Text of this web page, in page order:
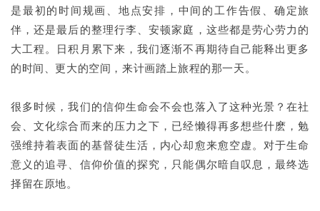
是最初的时间规画、地点安排，中间的工作告假、确定旅
伴，还是最后的整理行李、安顿家庭，这些都是劳心劳力的
大工程。日积月累下来，我们逐渐不再期待自己能释出更多
的时间、更大的空间，来计画踏上旅程的那一天。
很多时候，我们的信仰生命会不会也落入了这种光景？在社
会、文化综合而来的压力之下，已经懒得再多想些什麽，勉
强维持着表面的基督徒生活，内心却愈来愈空虚。对于生命
意义的追寻、信仰价值的探究，只能偶尔暗自叹息，最终选
择留在原地。